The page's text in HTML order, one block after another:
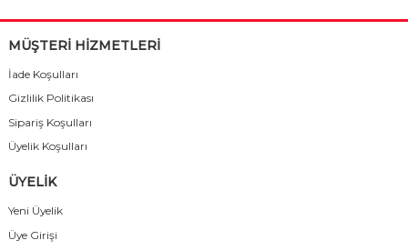
MÜŞTERİ HİZMETLERİ
İade Koşulları
Gizlilik Politikası
Sipariş Koşulları
Üyelik Koşulları
ÜYELİK
Yeni Üyelik
Üye Girişi